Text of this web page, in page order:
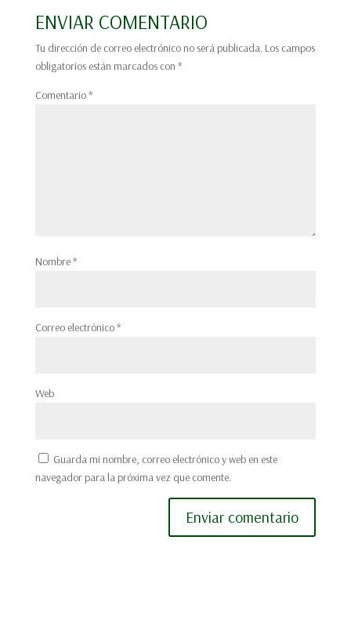
ENVIAR COMENTARIO
Tu dirección de correo electrónico no será publicada. Los campos
obligatorios están marcados con *
Comentario*
Nombre*
Correo electrónico*
Web
Guarda mi nombre, correo electrónico y web en este
navegador para la próxima vez que comente.